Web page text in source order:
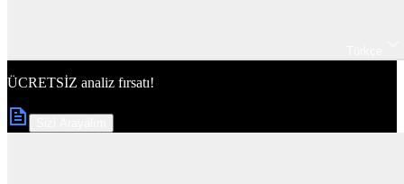
ÜCRETSİZ analiz fırsatı!